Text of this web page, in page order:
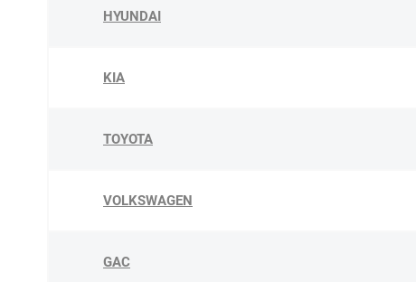
HYUNDAI
KIA
TOYOTA
VOLKSWAGEN
GAC